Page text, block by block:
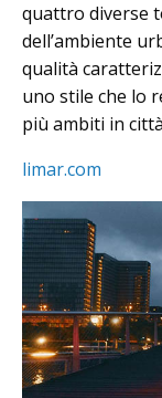
quattro diverse
dell’ambiente
qualità
uno stile che lo
più ambiti in
limar.com